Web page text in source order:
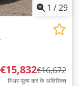
1 /29
€15,832€16,672
स्थिर मूल्य कर के अतिरिक्त